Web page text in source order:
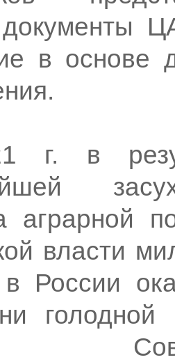
в основе
г. в
аграрной
власти
России
голодной